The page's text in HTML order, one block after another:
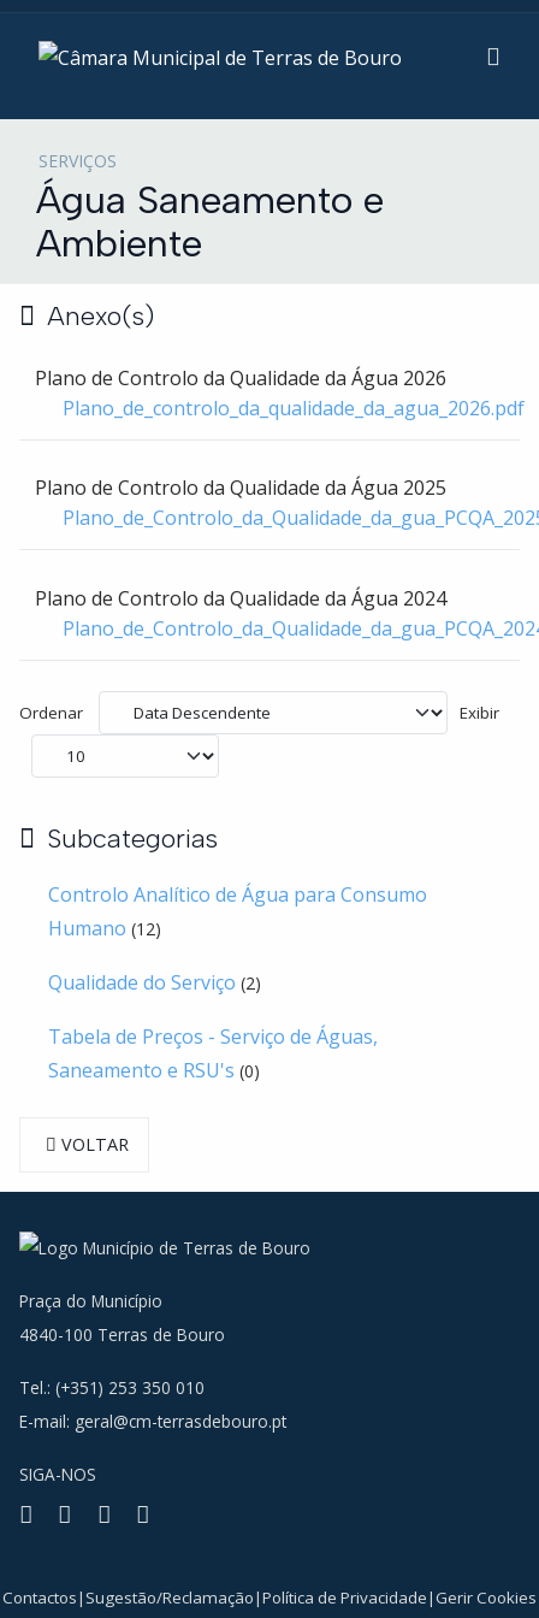
SERVIÇOS
Água Saneamento e
Ambiente
Anexo(s)
Plano de Controlo da Qualidade da Água 2026
Plano_de_controlo_da_qualidade_da_agua_2026.pdf
Plano de Controlo da Qualidade da Água 2025
Plano de Controlo da Qualidade da Água 2024
Ordenar Exibir
Subcategorias
Controlo Analítico de Água para Consumo
Humano (12)
Qualidade do Serviço (2)
Tabela de Preços - Serviço de Águas,
Saneamento e RSU's (0)
VOLTAR
Praça do Município
4840-100 Terras de Bouro
Tel.: (+351) 253 350 010
E-mail: geral@cm-terrasdebouro.pt
SIGA-NOS
Facebook
Youtube
Instagram
Contactos| Sugestão/Reclamação|Política de Privacidade|Gerir Cookies